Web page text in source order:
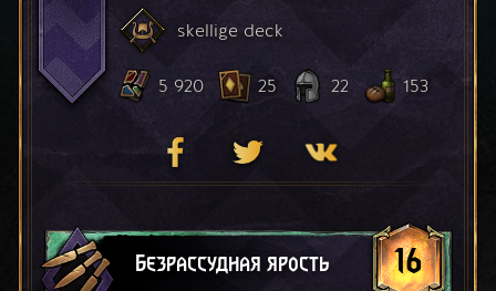
skellige deck
5 920 25 22 153
Безрассудная ярость 16